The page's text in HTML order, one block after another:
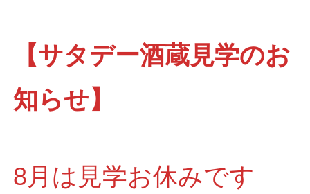
【サタデー酒蔵見学のお
知らせ】
8月は見学お休みです